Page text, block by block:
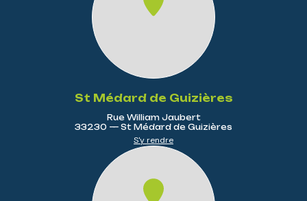
St Médard de Guizières
Rue William Jaubert
33230 — St Médard de Guizières
S'y rendre